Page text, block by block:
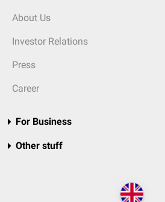
About Us
Investor Relations
Press
Career
For Business
Other stuff